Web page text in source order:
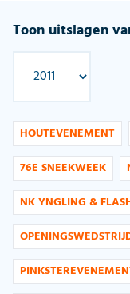
Toon uitslagen
HOUTEVENEMENT
76E SNEEKWEEK
NK YNGLING &